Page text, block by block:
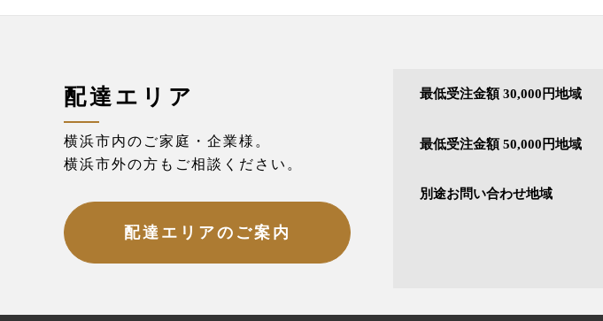
配達エリア
横浜市内のご家庭・企業様。
横浜市外の方もご相談ください。
配達エリアのご案内
最低受注金額 30,000円地域
最低受注金額 50,000円地域
別途お問い合わせ地域